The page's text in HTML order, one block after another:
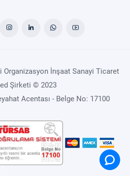
İnşaat Sanayi Ticaret
Şirketi © 2023
Acentası - Belge No: 17100